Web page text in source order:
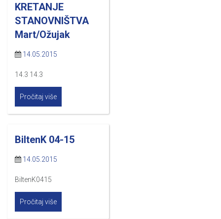
KRETANJE
STANOVNIŠTVA
Mart/Ožujak
14.05.2015
14.3 14.3
Pročitaj više
BiltenK 04-15
14.05.2015
BiltenK0415
Pročitaj više